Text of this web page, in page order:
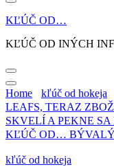
KĽÚČ OD…
KĽÚČ OD INÝCH
Home kľúč od hokeja
LEAFS, TERAZ
SKVELÍ A PEKNE
KĽÚČ OD… BÝVALÝ
kľúč od hokeja